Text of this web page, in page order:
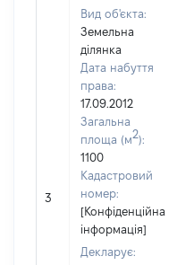
3
Вид об'єкта:
Земельна
ділянка
Дата набуття
права:
17.09.2012
Загальна
площа (м2):
1100
Кадастровий
номер:
[Конфіденційна
інформація]
Декларує: